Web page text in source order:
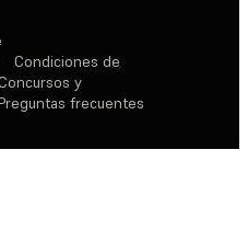
Condiciones de
y
frecuentes